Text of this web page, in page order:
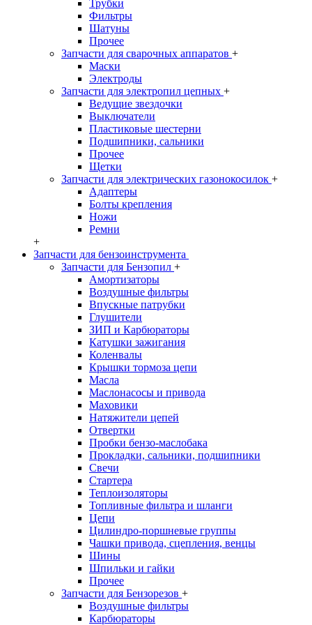
Трубки
Фильтры
Шатуны
Прочее
Запчасти для сварочных аппаратов +
Маски
Электроды
Запчасти для электропил цепных +
Ведущие звездочки
Выключатели
Пластиковые шестерни
Подшипники, сальники
Прочее
Щетки
Запчасти для электрических газонокосилок +
Адаптеры
Болты крепления
Ножи
Ремни
+
Запчасти для бензоинструмента
Запчасти для Бензопил +
Амортизаторы
Воздушные фильтры
Впускные патрубки
Глушители
ЗИП и Карбюраторы
Катушки зажигания
Коленвалы
Крышки тормоза цепи
Масла
Маслонасосы и привода
Маховики
Натяжители цепей
Отвертки
Пробки бензо-маслобака
Прокладки, сальники, подшипники
Свечи
Стартера
Теплоизоляторы
Топливные фильтра и шланги
Цепи
Цилиндро-поршневые группы
Чашки привода, сцепления, венцы
Шины
Шпильки и гайки
Прочее
Запчасти для Бензорезов +
Воздушные фильтры
Карбюраторы